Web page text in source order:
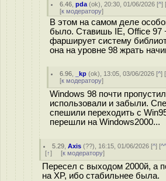
6.46 ,pda (ok), 20:30, 01/06/2026 [^]
[к модератору]
В этом на самом деле
было. Ставишь IE, Office 97
фарширует систему
она на уровне 98 жрать
6.96 _kp (ok), 13:05, 03/06/2026 [^] [
[к модератору]
Windows 98 почти
использовали и забыли.
спешили переходить с
перешли на Windows2000...
5.29 ,Axis (??), 16:15, 01/06/2026 [^] [
[↑] [к модератору]
Пересел с выходом 2000й, а
на XP, ибо стабильнее была.